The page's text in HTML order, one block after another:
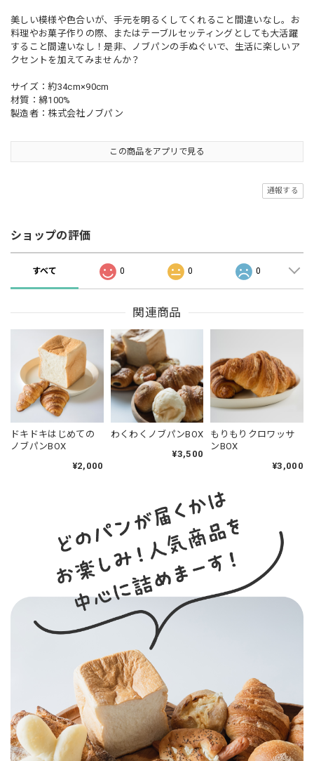
美しい模様や色合いが、手元を明るくしてくれること間違いなし。お
料理やお菓子作りの際、またはテーブルセッティングとしても大活躍
すること間違いなし！是非、ノブパンの手ぬぐいで、生活に楽しいア
クセントを加えてみませんか？
サイズ：約34cm×90cm
材質：綿100%
製造者：株式会社ノブパン
この商品をアプリで見る
通報する
ショップの評価
すべて 0 0 0
関連商品
ドキドキはじめての
ノブパンBOX
¥2,000
わくわくノブパンBOX
¥3,500
もりもりクロワッサ
ンBOX
¥3,000